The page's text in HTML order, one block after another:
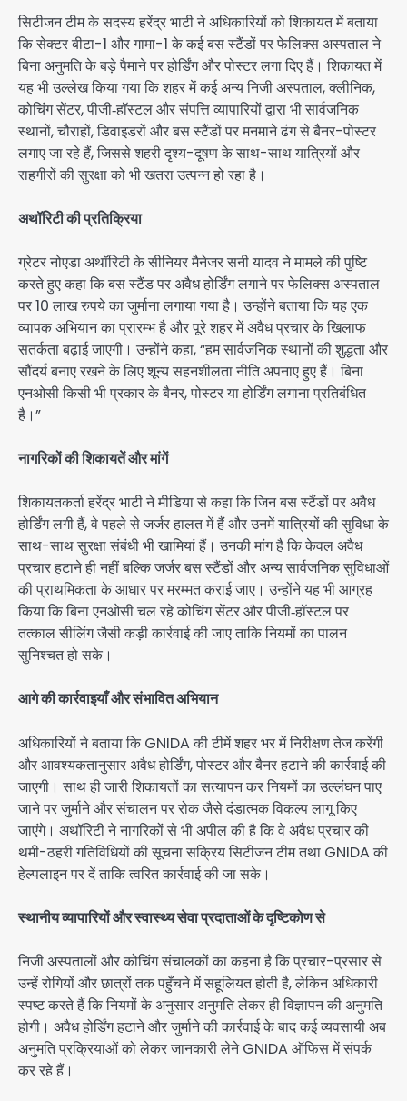
सिटीजन टीम के सदस्य हरेंद्र भाटी ने अधिकारियों को शिकायत में बताया
कि सेक्टर बीटा-1 और गामा-1 के कई बस स्टैंडों पर फेलिक्स अस्पताल ने
बिना अनुमति के बड़े पैमाने पर होर्डिंग और पोस्टर लगा दिए हैं। शिकायत में
यह भी उल्लेख किया गया कि शहर में कई अन्य निजी अस्पताल, क्लीनिक,
कोचिंग सेंटर, पीजी‑हॉस्टल और संपत्ति व्यापारियों द्वारा भी सार्वजनिक
स्थानों, चौराहों, डिवाइडरों और बस स्टैंडों पर मनमाने ढंग से बैनर-पोस्टर
लगाए जा रहे हैं, जिससे शहरी दृश्य-दूषण के साथ-साथ यात्रियों और
राहगीरों की सुरक्षा को भी खतरा उत्पन्न हो रहा है।
अथॉरिटी की प्रतिक्रिया
ग्रेटर नोएडा अथॉरिटी के सीनियर मैनेजर सनी यादव ने मामले की पुष्टि
करते हुए कहा कि बस स्टैंड पर अवैध होर्डिंग लगाने पर फेलिक्स अस्पताल
पर 10 लाख रुपये का जुर्माना लगाया गया है। उन्होंने बताया कि यह एक
व्यापक अभियान का प्रारम्भ है और पूरे शहर में अवैध प्रचार के खिलाफ
सतर्कता बढ़ाई जाएगी। उन्होंने कहा, “हम सार्वजनिक स्थानों की शुद्धता और
सौंदर्य बनाए रखने के लिए शून्य सहनशीलता नीति अपनाए हुए हैं। बिना
एनओसी किसी भी प्रकार के बैनर, पोस्टर या होर्डिंग लगाना प्रतिबंधित
है।”
नागरिकों की शिकायतें और मांगें
शिकायतकर्ता हरेंद्र भाटी ने मीडिया से कहा कि जिन बस स्टैंडों पर अवैध
होर्डिंग लगी हैं, वे पहले से जर्जर हालत में हैं और उनमें यात्रियों की सुविधा के
साथ-साथ सुरक्षा संबंधी भी खामियां हैं। उनकी मांग है कि केवल अवैध
प्रचार हटाने ही नहीं बल्कि जर्जर बस स्टैंडों और अन्य सार्वजनिक सुविधाओं
की प्राथमिकता के आधार पर मरम्मत कराई जाए। उन्होंने यह भी आग्रह
किया कि बिना एनओसी चल रहे कोचिंग सेंटर और पीजी‑हॉस्टल पर
तत्काल सीलिंग जैसी कड़ी कार्रवाई की जाए ताकि नियमों का पालन
सुनिश्चत हो सके।
आगे की कार्रवाइयाँ और संभावित अभियान
अधिकारियों ने बताया कि GNIDA की टीमें शहर भर में निरीक्षण तेज करेंगी
और आवश्यकतानुसार अवैध होर्डिंग, पोस्टर और बैनर हटाने की कार्रवाई की
जाएगी। साथ ही जारी शिकायतों का सत्यापन कर नियमों का उल्लंघन पाए
जाने पर जुर्माने और संचालन पर रोक जैसे दंडात्मक विकल्प लागू किए
जाएंगे। अथॉरिटी ने नागरिकों से भी अपील की है कि वे अवैध प्रचार की
थमी-ठहरी गतिविधियों की सूचना सक्रिय सिटीजन टीम तथा GNIDA की
हेल्पलाइन पर दें ताकि त्वरित कार्रवाई की जा सके।
स्थानीय व्यापारियों और स्वास्थ्य सेवा प्रदाताओं के दृष्टिकोण से
निजी अस्पतालों और कोचिंग संचालकों का कहना है कि प्रचार-प्रसार से
उन्हें रोगियों और छात्रों तक पहुँचने में सहूलियत होती है, लेकिन अधिकारी
स्पष्ट करते हैं कि नियमों के अनुसार अनुमति लेकर ही विज्ञापन की अनुमति
होगी। अवैध होर्डिंग हटाने और जुर्माने की कार्रवाई के बाद कई व्यवसायी अब
अनुमति प्रक्रियाओं को लेकर जानकारी लेने GNIDA ऑफिस में संपर्क
कर रहे हैं।